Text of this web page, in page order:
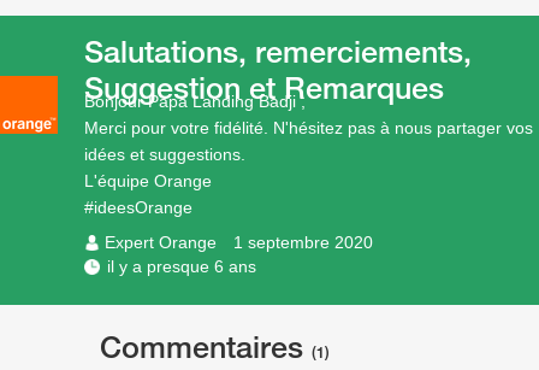
Bonjour Papa Landing Badji ,
Merci pour votre fidélité. N'hésitez pas à nous partager vos
idées et suggestions.
L'équipe Orange
#ideesOrange
Expert Orange
1 septembre 2020
il y a presque 6 ans
Salutations, remerciements,
Suggestion et Remarques
Commentaires (1)